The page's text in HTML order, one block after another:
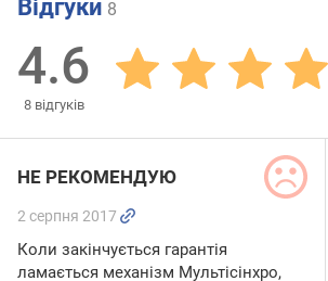
Відгуки 8
4.6
8 відгуків
НЕ РЕКОМЕНДУЮ
2 серпня 2017
Коли закінчується гарантія
ламається механізм Мультісінхро,